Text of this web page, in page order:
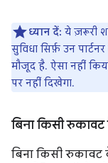
ध्यान दें: ये ज़रूरी
सुविधा सिर्फ़ उन
मौजूद है. ऐसा नहीं
पर नहीं दिखेगा.
बिना किसी
बिना किसी रुकावट